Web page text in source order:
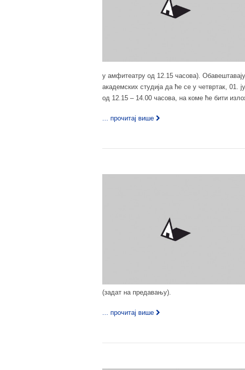
у амфитеатру од 12.15 часова).
академских студија да ће се у четвртак,
од 12.15 – 14.00 часова, на коме ће бити
... прочитај више
(задат на предавању).
... прочитај више